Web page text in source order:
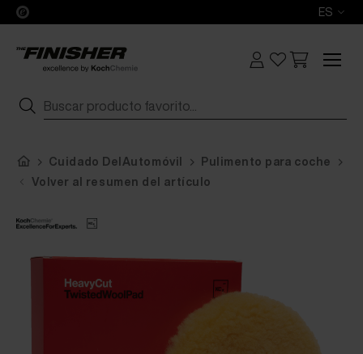
ES
Cuidado DelAutomóvil Pulimento para coche
Volver al resumen del artículo